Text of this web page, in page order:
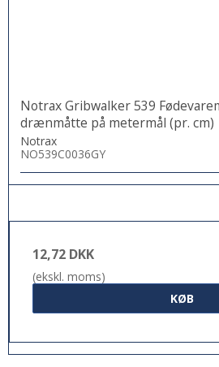
Notrax Gribwalker 539
drænmåtte på metermål (pr. cm)
Notrax
NO539C0036GY
12,72 DKK
(ekskl. moms)
KØB